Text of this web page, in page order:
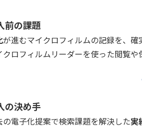
前の課題
が進むマイクロフィルムの記録を、確
クロフィルムリーダーを使った閲覧
の決め手
の電子化提案で検索課題を解決した実